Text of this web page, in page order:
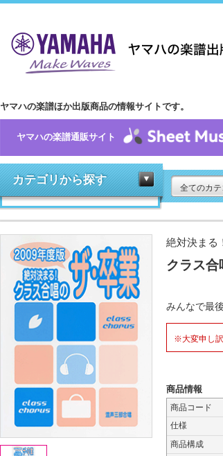
ヤマハの楽譜ほか出版商品の情報サイトです。
ヤマハの楽譜通販サイト
カテゴリから探す
全てのカ
絶対決まる
クラス
みんなで最
※大変申し訳
商品情報
商品コード
仕様
商品構成